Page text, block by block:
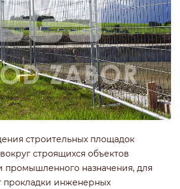
строительных площадок
строящихся объектов
промышленного назначения, для
прокладки инженерных